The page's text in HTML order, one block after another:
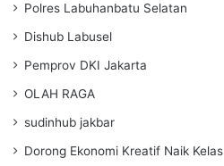
Polres Labuhanbatu Selatan
Dishub Labusel
Pemprov DKI Jakarta
OLAH RAGA
sudinhub jakbar
Dorong Ekonomi Kreatif Naik Kelas